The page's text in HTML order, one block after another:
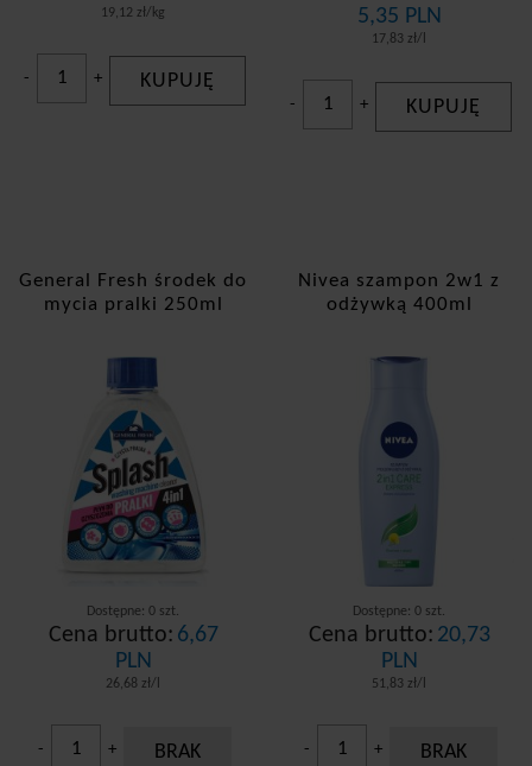
19,12 zł/kg
- + KUPUJĘ
5,35 PLN
17,83 zł/l
- + KUPUJĘ
General Fresh środek do
mycia pralki 250ml
Dostępne: 0 szt.
Cena brutto: 6,67
PLN
26,68 zł/l
- + BRAK
Nivea szampon 2w1 z
odżywką 400ml
Dostępne: 0 szt.
Cena brutto: 20,73
PLN
51,83 zł/l
- + BRAK